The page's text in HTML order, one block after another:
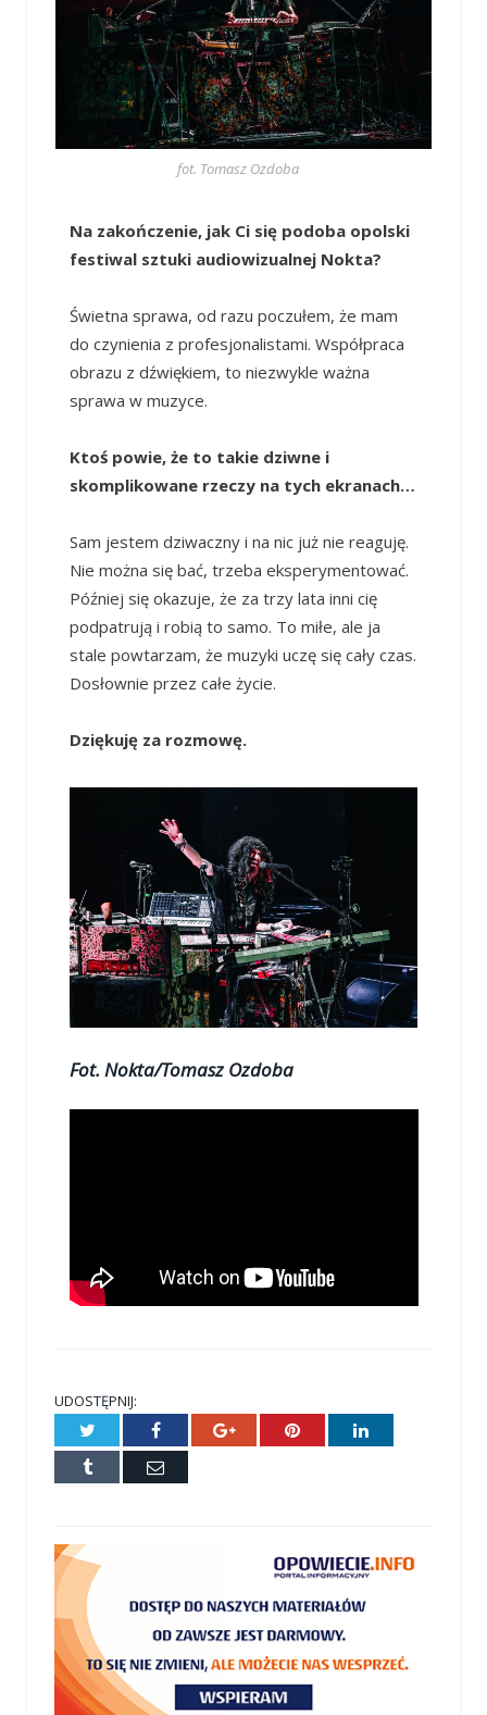
fot. Tomasz Ozdoba
Na zakończenie, jak Ci się podoba opolski
festiwal sztuki audiowizualnej Nokta?
Świetna sprawa, od razu poczułem, że mam
do czynienia z profesjonalistami. Współpraca
obrazu z dźwiękiem, to niezwykle ważna
sprawa w muzyce.
Ktoś powie, że to takie dziwne i
skomplikowane rzeczy na tych ekranach…
Sam jestem dziwaczny i na nic już nie reaguję.
Nie można się bać, trzeba eksperymentować.
Później się okazuje, że za trzy lata inni cię
podpatrują i robią to samo. To miłe, ale ja
stale powtarzam, że muzyki uczę się cały czas.
Dosłownie przez całe życie.
Dziękuję za rozmowę.
Fot. Nokta/Tomasz Ozdoba
UDOSTĘPNIJ:
Twitter Facebook Google+ Pinterest LinkedIn
Tumblr
E-